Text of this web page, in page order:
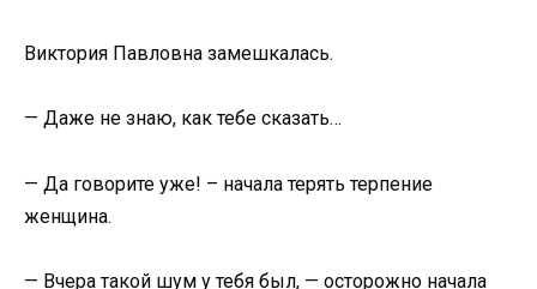
Виктория Павловна замешкалась.
— Даже не знаю, как тебе сказать…
— Да говорите уже! – начала терять терпение
женщина.
— Вчера такой шум у тебя был, — осторожно начала